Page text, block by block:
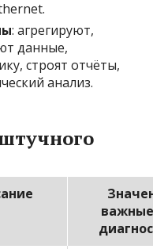
: агрегируют,
данные,
строят отчёты,
анализ.